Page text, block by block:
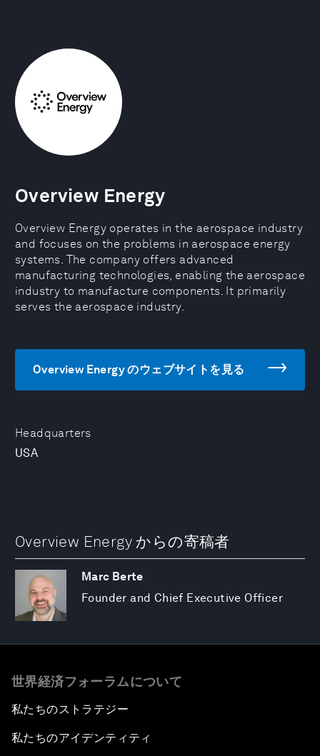
Headquarters
USA
Overview Energy
Overview Energy operates in the aerospace industry
and focuses on the problems in aerospace energy
systems. The company offers advanced
manufacturing technologies, enabling the aerospace
industry to manufacture components. It primarily
serves the aerospace industry.
Overview Energy のウェブサイトを見る
Overview Energy からの寄稿者
Marc Berte
Founder and Chief Executive Officer
世界経済フォーラムについて
私たちのストラテジー
私たちのアイデンティティ